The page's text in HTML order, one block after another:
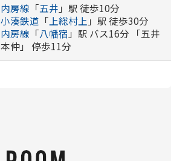
内房線 「五井 」駅 徒歩10分
小湊鉄道 「 上総村上 」駅 徒歩30分
内房線 「八幡宿 」駅 バス16分 「五井
本仲」 停歩11分